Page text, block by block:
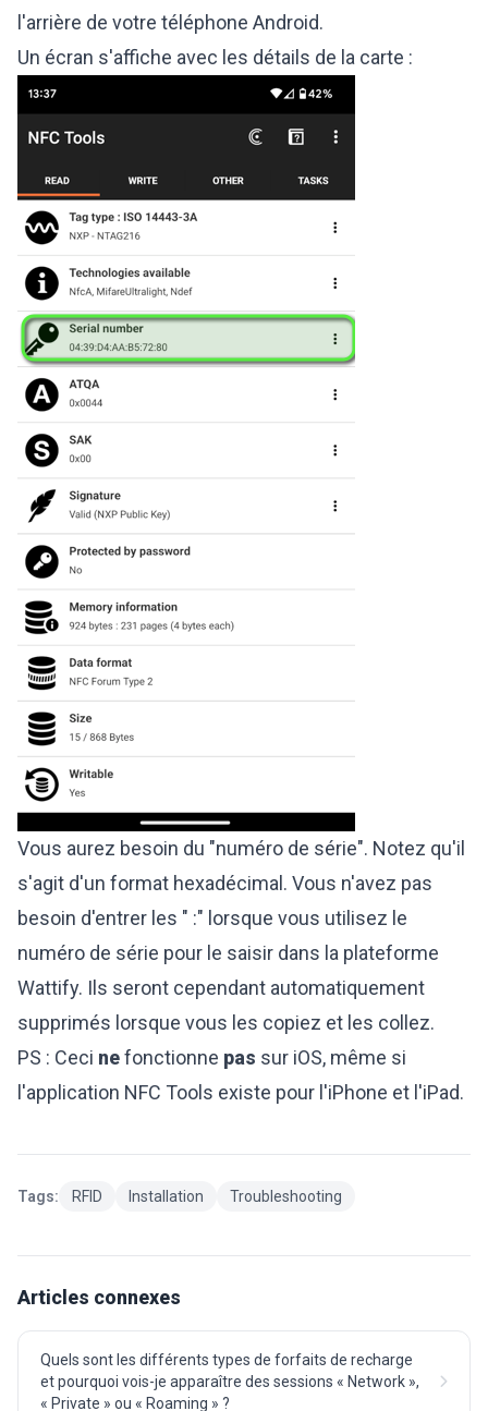
l'arrière de votre téléphone Android.
Un écran s'affiche avec les détails de la carte :
Vous aurez besoin du "numéro de série". Notez qu'il
s'agit d'un format hexadécimal. Vous n'avez pas
besoin d'entrer les " :" lorsque vous utilisez le
numéro de série pour le saisir dans la plateforme
Wattify. Ils seront cependant automatiquement
supprimés lorsque vous les copiez et les collez.
PS : Ceci nefonctionne pas sur iOS, même si
l'application NFC Tools existe pour l'iPhone et l'iPad.
Tags: RFID Installation Troubleshooting
Articles connexes
Quels sont les différents types de forfaits de recharge
et pourquoi vois-je apparaître des sessions « Network »,
« Private » ou « Roaming » ?